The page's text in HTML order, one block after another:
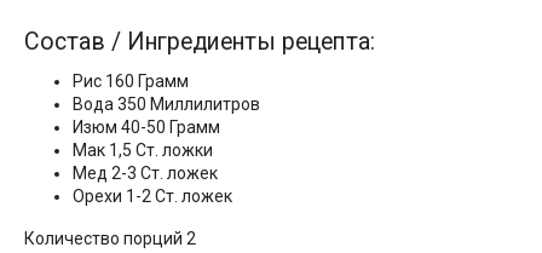
Состав / Ингредиенты рецепта:
Рис 160 Грамм
Вода 350 Миллилитров
Изюм 40-50 Грамм
Мак 1,5 Ст. ложки
Мед 2-3 Ст. ложек
Орехи 1-2 Ст. ложек
Количество порций 2